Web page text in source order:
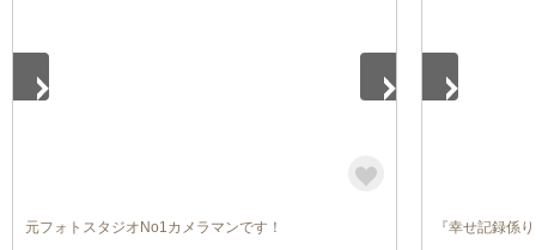
元フォトスタジオNo1カメラマンです！ 『幸せ記録係